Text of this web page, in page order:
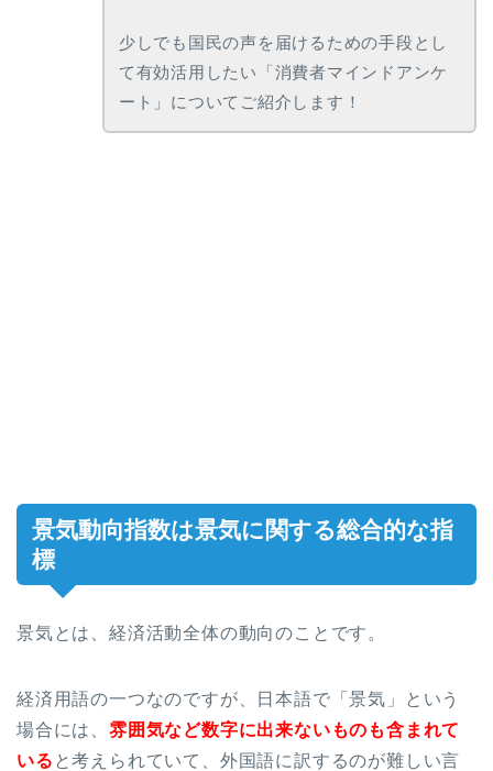
少しでも国民の声を届けるための手段とし
て有効活用したい「消費者マインドアンケ
ート」についてご紹介します！
景気動向指数は景気に関する総合的な指
標
景気とは、経済活動全体の動向のことです。
経済用語の一つなのですが、日本語で「景気」という
場合には、 雰囲気など数字に出来ないものも含まれて
いる と考えられていて、外国語に訳するのが難しい言